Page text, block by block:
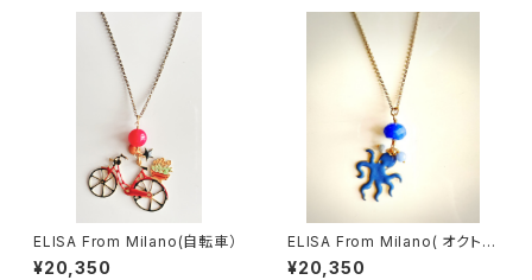
ELISA From Milano(自転車）
¥20,350
ELISA From Milano( オクトパ
ス/Blu)
¥20,350